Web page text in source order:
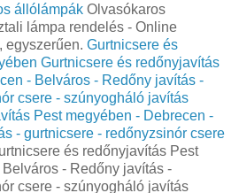
állólámpák Olvasókaros
lámpa rendelés - Online
egyszerűen. Gurtnicsere és
Gurtnicsere és redőnyjavítás
- Belváros - Redőny javítás -
csere - szúnyogháló javítás
Pest megyében - Debrecen -
- gurtnicsere - redőnyzsinór csere
és redőnyjavítás Pest
- Redőny javítás -
csere - szúnyogháló javítás